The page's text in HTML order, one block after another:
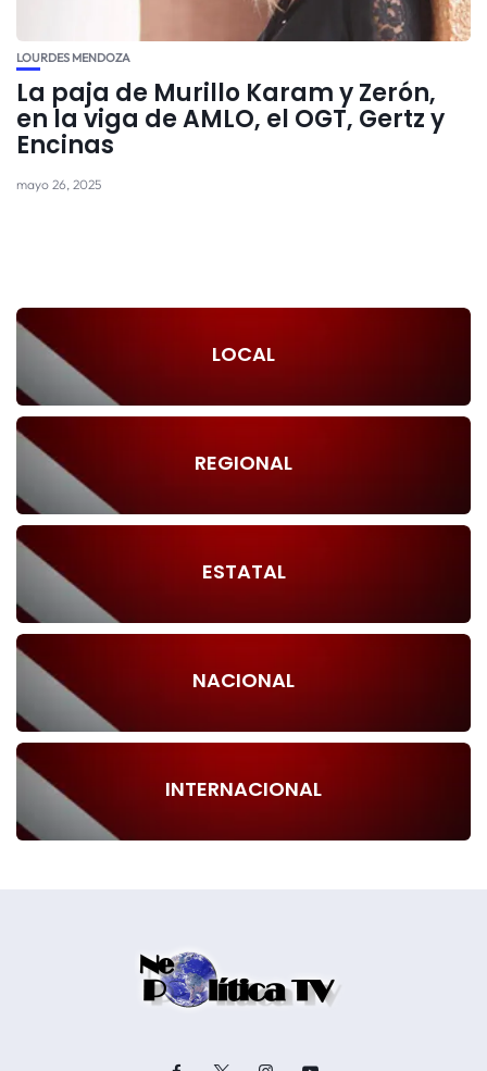
LOURDES MENDOZA
La paja de Murillo Karam y Zerón,
en la viga de AMLO, el OGT, Gertz y
Encinas
mayo 26, 2025
LOCAL
REGIONAL
ESTATAL
NACIONAL
INTERNACIONAL